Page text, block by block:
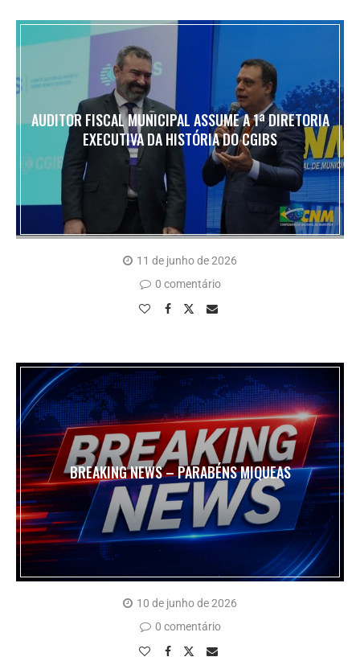
AUDITOR FISCAL MUNICIPAL ASSUME A 1ª DIRETORIA
EXECUTIVA DA HISTÓRIA DO CGIBS
11 de junho de 2026
0 comentário
BREAKING NEWS – PARABÉNS MIQUEAS
10 de junho de 2026
0 comentário